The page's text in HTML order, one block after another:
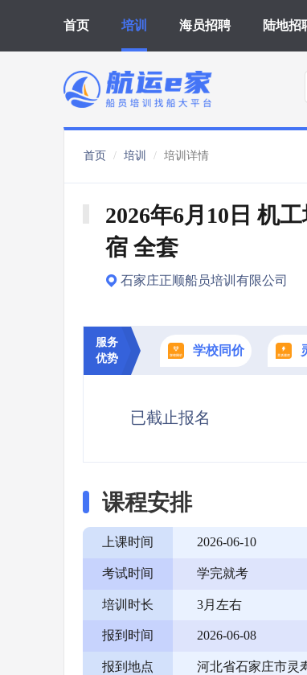
首页 培训 海员招聘 陆地招
首页 培训 培训详情
2026年6月10日 机
宿 全套
石家庄正顺船员培训有限公司
服务
优势
学校同价
已截止报名
课程安排
上课时间 2026-06-10
考试时间 学完就考
培训时长 3月左右
报到时间 2026-06-08
报到地点 河北省石家庄市灵